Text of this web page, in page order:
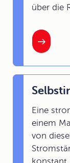
über die
Eine
einem
von